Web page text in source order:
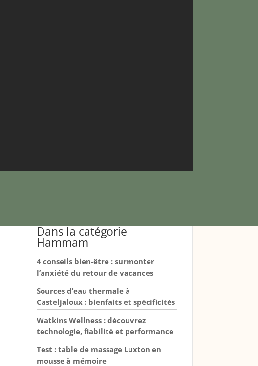
Dans la catégorie
Hammam
4 conseils bien-être : surmonter
l’anxiété du retour de vacances
Sources d’eau thermale à
Casteljaloux : bienfaits et spécificités
Watkins Wellness : découvrez
technologie, fiabilité et performance
Test : table de massage Luxton en
mousse à mémoire